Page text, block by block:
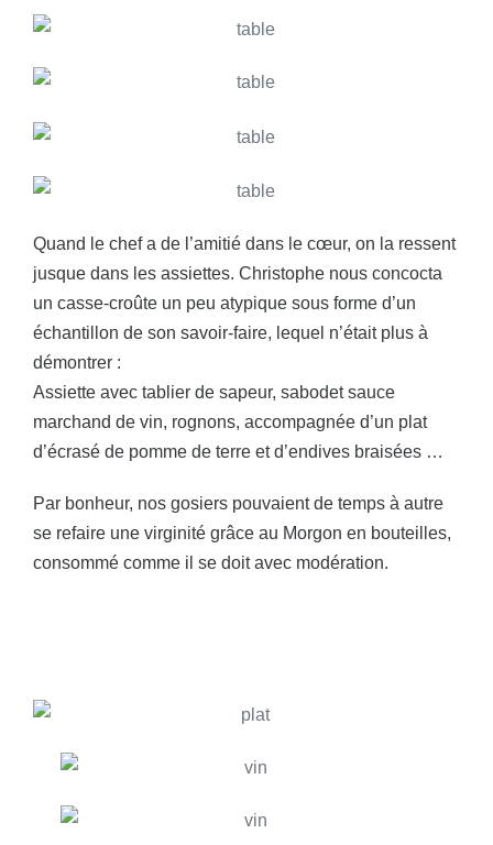
Quand le chef a de l’amitié dans le cœur, on la ressent
jusque dans les assiettes. Christophe nous concocta
un casse-croûte un peu atypique sous forme d’un
échantillon de son savoir-faire, lequel n’était plus à
démontrer :
Assiette avec tablier de sapeur, sabodet sauce
marchand de vin, rognons, accompagnée d’un plat
d’écrasé de pomme de terre et d’endives braisées …
Par bonheur, nos gosiers pouvaient de temps à autre
se refaire une virginité grâce au Morgon en bouteilles,
consommé comme il se doit avec modération.